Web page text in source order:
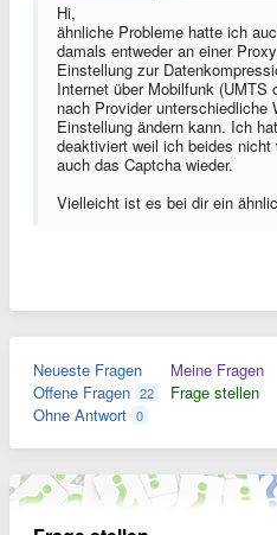
Hi,
ähnliche Probleme hatte ich
damals entweder an einer
Einstellung zur
Internet über Mobilfunk (UMTS
nach Provider unterschiedliche
Einstellung ändern kann. Ich
deaktiviert weil ich beides
auch das Captcha wieder.
Vielleicht ist es bei dir ein
Neueste Fragen
Offene Fragen 22
Ohne Antwort 0
Meine Fragen
Frage stellen